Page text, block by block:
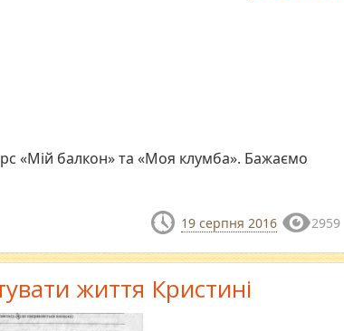
«Мій балкон» та «Моя клумба». Бажаємо
19 серпня 2016 2959
життя Кристині